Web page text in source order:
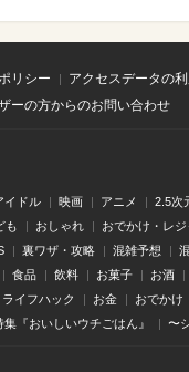
リシー アクセスデータの
ーの方からのお問い合わせ
イドル 映画 アニメ 2.5次
も おしゃれ おでかけ・レジ
裏ワザ・攻略 混雑予想
食品 飲料 お菓子 お酒
イフハック お金 おでかけ
集『おいしいウチごはん』 〜